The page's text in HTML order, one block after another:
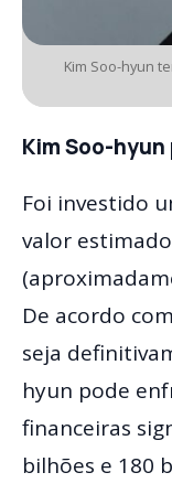
Kim Soo-hyun
Kim Soo-
Foi investido
valor
De acordo
seja
hyun pode
financeiras
bilhões e 180